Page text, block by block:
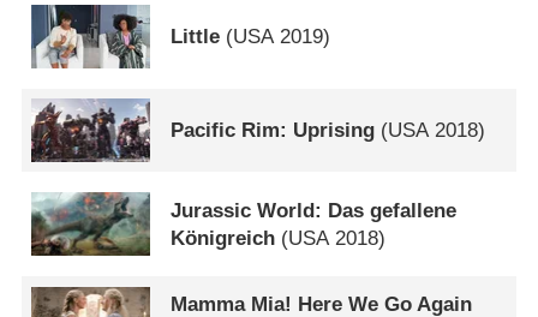
Little (USA 2019)
Pacific Rim: Uprising (USA2018)
Jurassic World: Das gefallene
Königreich (USA 2018)
Mamma Mia! Here We Go Again